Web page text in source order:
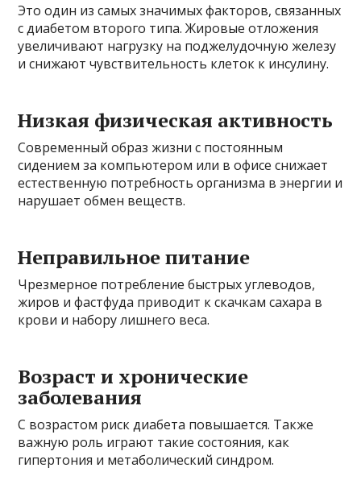
Это один из самых значимых факторов, связанных
с диабетом второго типа. Жировые отложения
увеличивают нагрузку на поджелудочную железу
и снижают чувствительность клеток к инсулину.
Низкая физическая активность
Современный образ жизни с постоянным
сидением за компьютером или в офисе снижает
естественную потребность организма в энергии и
нарушает обмен веществ.
Неправильное питание
Чрезмерное потребление быстрых углеводов,
жиров и фастфуда приводит к скачкам сахара в
крови и набору лишнего веса.
Возраст и хронические
заболевания
С возрастом риск диабета повышается. Также
важную роль играют такие состояния, как
гипертония и метаболический синдром.